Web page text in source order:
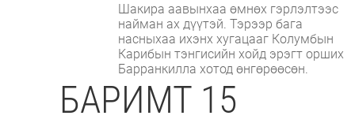
Шакира аавынхаа өмнөх гэрлэлтээс
найман ах дүүтэй. Тэрээр бага
насныхаа ихэнх хугацааг Колумбын
Карибын тэнгисийн хойд эрэгт орших
Барранкилла хотод өнгөрөөсөн.
БАРИМТ 15